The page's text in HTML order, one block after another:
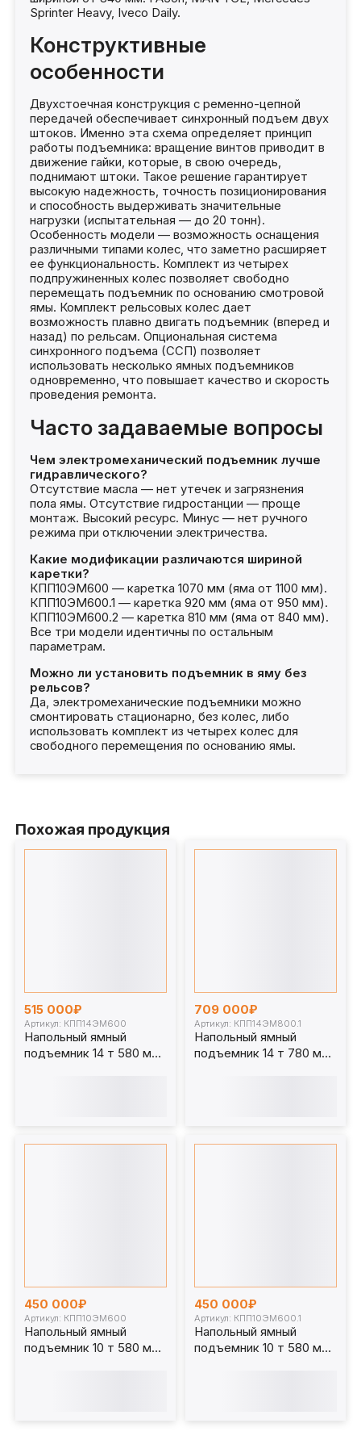
Sprinter Heavy, Iveco Daily.
Конструктивные
особенности
Двухстоечная конструкция с ременно-цепной
передачей обеспечивает синхронный подъем двух
штоков. Именно эта схема определяет принцип
работы подъемника: вращение винтов приводит в
движение гайки, которые, в свою очередь,
поднимают штоки. Такое решение гарантирует
высокую надежность, точность позиционирования
и способность выдерживать значительные
нагрузки (испытательная — до 20 тонн).
Особенность модели — возможность оснащения
различными типами колес, что заметно расширяет
ее функциональность. Комплект из четырех
подпружиненных колес позволяет свободно
перемещать подъемник по основанию смотровой
ямы. Комплект рельсовых колес дает
возможность плавно двигать подъемник (вперед и
назад) по рельсам. Опциональная система
синхронного подъема (ССП) позволяет
использовать несколько ямных подъемников
одновременно, что повышает качество и скорость
проведения ремонта.
Часто задаваемые вопросы
Чем электромеханический подъемник лучше
гидравлического?
Отсутствие масла — нет утечек и загрязнения
пола ямы. Отсутствие гидростанции — проще
монтаж. Высокий ресурс. Минус — нет ручного
режима при отключении электричества.
Какие модификации различаются шириной
каретки?
КПП10ЭМ600 — каретка 1070 мм (яма от 1100 мм).
КПП10ЭМ600.1 — каретка 920 мм (яма от 950 мм).
КПП10ЭМ600.2 — каретка 810 мм (яма от 840 мм).
Все три модели идентичны по остальным
параметрам.
Можно ли установить подъемник в яму без
рельсов?
Да, электромеханические подъемники можно
смонтировать стационарно, без колес, либо
использовать комплект из четырех колес для
свободного перемещения по основанию ямы.
Похожая продукция
515 000₽
Артикул: КПП14ЭМ600
Напольный ямный
подъемник 14 т 580 мм
709 000₽
Артикул: КПП14ЭМ800.1
Напольный ямный
подъемник 14 т 780 мм
450 000₽
Артикул: КПП10ЭМ600
Напольный ямный
подъемник 10 т 580 мм
450 000₽
Артикул: КПП10ЭМ600.1
Напольный ямный
подъемник 10 т 580 мм